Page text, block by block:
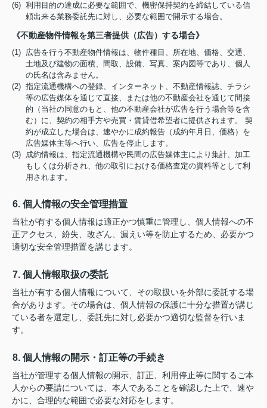
(6) 利用目的の達成に必要な範囲で、機密保持契約を締結している信
頼出来る業務委託先に対し、必要な範囲で開示する場合。
《不動産物件情報を第三者提供（広告）する場合》
(1) 広告を行う不動産物件情報は、物件種目、所在地、価格、交通、
土地及び建物の面積、間取、設備、写真、案内図等であり、個人
の氏名は含みません。
(2) 指定流通機構への登録、インターネット、不動産情報誌、チラシ
等の広告媒体を通じて直接、または他の不動産会社を通じて間接
的（当社の同意のもと、他の不動産会社が広告を行う場合等を含
む）に、契約の相手方や売買・賃貸借希望者に提供されます。 契
約が成立した場合は、速やかに成約報告（成約年月日、価格）を
広告媒体主等へ行い、広告を停止します。
(3) 成約情報は、指定流通機構や民間の広告媒体主により集計、加工
もしくは分析され、他の取引における価格査定の資料等として利
用されます。
6. 個人情報の安全管理措置
当社が有する個人情報は適正かつ慎重に管理し、個人情報への不
正アクセス、紛失、改ざん、漏えい等を防止するため、必要かつ
適切な安全管理措置を講じます。
7. 個人情報取扱の委託
当社が有する個人情報について、その取扱いを外部に委託する場
合があります。その場合は、個人情報の保護に十分な措置が講じ
ている者を選定し、委託先に対し必要かつ適切な監督を行いま
す。
8. 個人情報の開示・訂正等の手続き
当社が管理する個人情報の開示、訂正、利用停止等に関するご本
人からの要請については、本人であることを確認した上で、速や
かに、合理的な範囲で必要な対応をします。